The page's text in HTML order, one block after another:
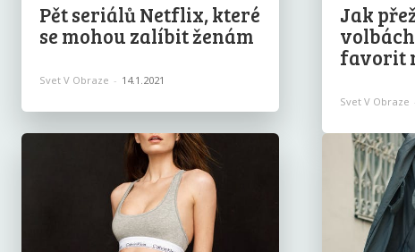
Pět seriálů Netflix, které
se mohou zalíbit ženám
Svet V Obraze - 14.1.2021
Jak
favorit
Svet V Obraze